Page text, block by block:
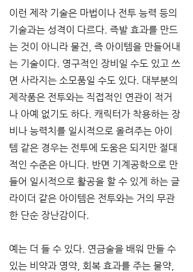
이런 제작 기술은 마법이나 전투 능력 등의
기술과는 성격이 다르다. 즉발 효과를 만드
는 것이 아니라 물건, 즉 아이템을 만들어내
는 기술이다. 영구적인 장비일 수도 있고 쓰
면 사라지는 소모품일 수도 있다. 대부분의
제작품은 전투와는 직접적인 연관이 적거
나 아예 없기도 하다. 캐릭터가 착용하는 장
비나 능력치를 일시적으로 올려주는 아이
템 같은 경우는 전투에 도움은 되지만 절대
적인 수준은 아니다. 반면 기계공학으로 만
들어 일시적으로 활공을 할 수 있게 하는 글
라이더 같은 아이템은 전투와는 거의 무관
한 단순 장난감이다.
예는 더 들 수 있다. 연금술을 배워 만들 수
있는 비약과 영약, 회복 효과를 주는 물약,